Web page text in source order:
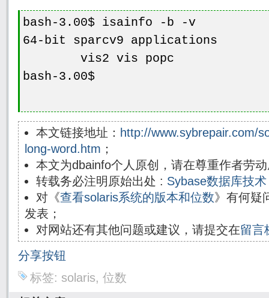
bash-3.00$ isainfo -b -v
64-bit sparcv9 applications
vis2 vis popc
bash-3.00$
本文链接地址： http://www.sybrepair.com/
long-word.htm ；
本文为dbainfo个人原创，请在尊重作者劳
转载务必注明原始出处 : Sybase数据库技
对《查看solaris系统的版本和位数》有何疑
发表；
对网站还有其他问题或建议，请提交在留言
分享按钮
标签: solaris, 位数